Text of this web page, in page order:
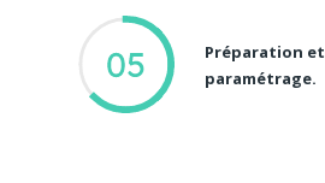
Préparation et
paramétrage.